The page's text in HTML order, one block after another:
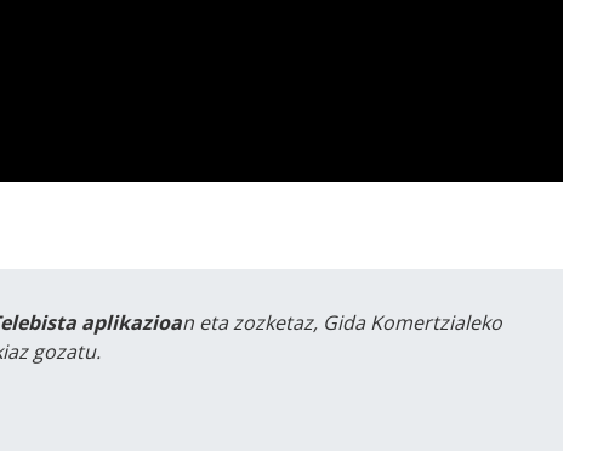
aplikazioan eta zozketaz, Gida Komertzialeko
gozatu.